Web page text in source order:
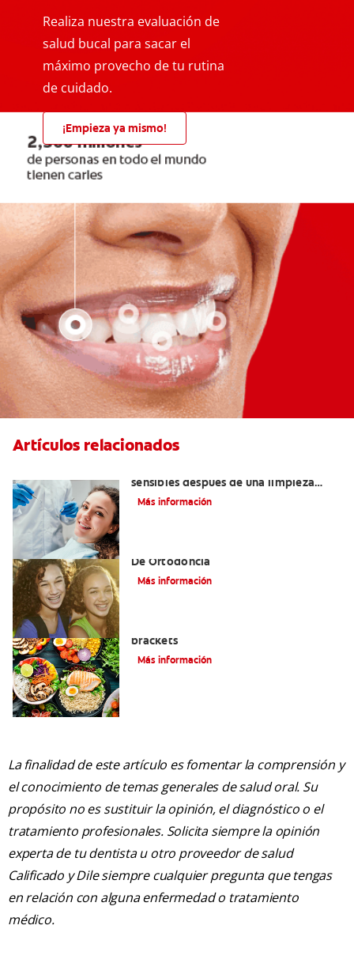
Realiza nuestra evaluación de
salud bucal para sacar el
máximo provecho de tu rutina
de cuidado.
¡Empieza ya mismo!
Artículos relacionados
sensibles después de una limpieza
dental?
Más información
De Ortodoncia
Más información
brackets
Más información
La finalidad de este artículo es fomentar la comprensión y
el conocimiento de temas generales de salud oral. Su
propósito no es sustituir la opinión, el diagnóstico o el
tratamiento profesionales. Solicita siempre la opinión
experta de tu dentista u otro proveedor de salud
Calificado y Dile siempre cualquier pregunta que tengas
en relación con alguna enfermedad o tratamiento
médico.